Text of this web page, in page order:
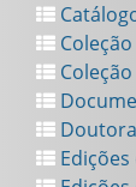
Edições